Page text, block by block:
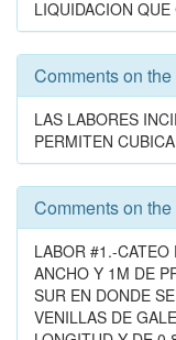
LIQUIDACION
Comments on
LAS LABORES
PERMITEN
Comments on
LABOR #1.-
ANCHO Y 1M DE
SUR EN DONDE
VENILLAS DE